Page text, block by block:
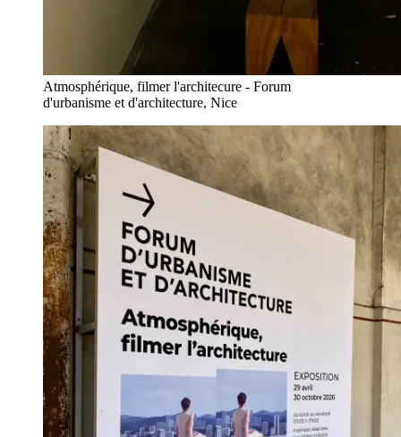
Atmosphérique, filmer l'architecure - Forum
d'urbanisme et d'architecture, Nice